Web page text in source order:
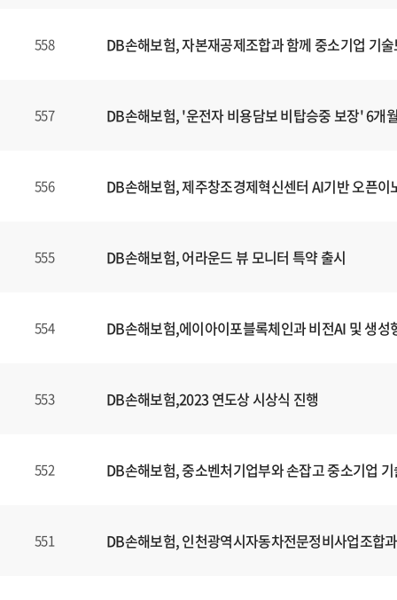
558 DB손해보험, 자본재공제조합과 함께 중소기업 기
557 DB손해보험, '운전자 비용담보 비탑승중 보장' 6개
556 DB손해보험, 제주창조경제혁신센터 AI기반 오픈
555 DB손해보험, 어라운드 뷰 모니터 특약 출시
554 DB손해보험,에이아이포블록체인과 비전AI 및 생
553 DB손해보험,2023 연도상 시상식 진행
552 DB손해보험, 중소벤처기업부와 손잡고 중소기업
551 DB손해보험, 인천광역시자동차전문정비사업조합